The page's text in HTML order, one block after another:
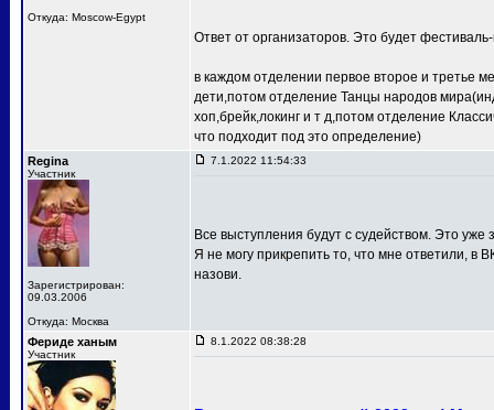
Откуда: Moscow-Egypt
Ответ от организаторов. Это будет фестиваль-
в каждом отделении первое второе и третье
дети,потом отделение Танцы народов
хоп,брейк,локинг и т д,потом отделение
что подходит под это определение)
Regina
Участник
Зарегистрирован:
09.03.2006
Откуда: Москва
7.1.2022 11:54:33
Все выступления будут с судейством. Это уже
Я не могу прикрепить то, что мне ответили, в
назови.
Фериде ханым
Участник
8.1.2022 08:38:28